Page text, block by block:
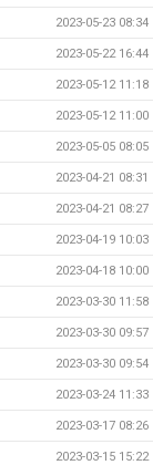
2023-05-23 08:34
2023-05-22 16:44
2023-05-12 11:18
2023-05-12 11:00
2023-05-05 08:05
2023-04-21 08:31
2023-04-21 08:27
2023-04-19 10:03
2023-04-18 10:00
2023-03-30 11:58
2023-03-30 09:57
2023-03-30 09:54
2023-03-24 11:33
2023-03-17 08:26
2023-03-15 15:22